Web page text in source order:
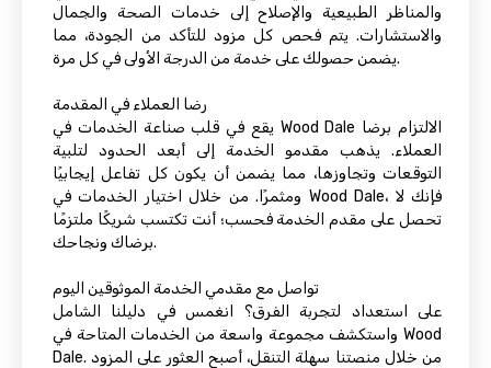
والمناظر الطبيعية والإصلاح إلى خدمات الصحة والجمال
والاستشارات. يتم فحص كل مزود للتأكد من الجودة، مما
يضمن حصولك على خدمة من الدرجة الأولى في كل مرة.
رضا العملاء في المقدمة
يقع في قلب صناعة الخدمات في Wood Dale الالتزام برضا
العملاء. يذهب مقدمو الخدمة إلى أبعد الحدود لتلبية
التوقعات وتجاوزها، مما يضمن أن يكون كل تفاعل إيجابيًا
ومثمرًا. من خلال اختيار الخدمات في Wood Dale، فإنك لا
تحصل على مقدم الخدمة فحسب؛ أنت تكتسب شريكًا ملتزمًا
برضاك ونجاحك.
تواصل مع مقدمي الخدمة الموثوقين اليوم
على استعداد لتجربة الفرق؟ انغمس في دليلنا الشامل
واستكشف مجموعة واسعة من الخدمات المتاحة في Wood
Dale. من خلال منصتنا سهلة التنقل، أصبح العثور على المزود